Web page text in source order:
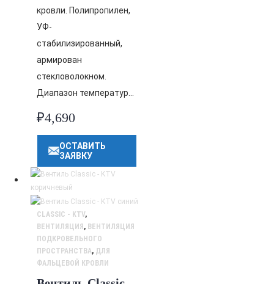
кровли. Полипропилен,
УФ-
стабилизированный,
армирован
стекловолокном.
Диапазон температур…
₽4,690
ОСТАВИТЬ
ЗАЯВКУ
CLASSIC - KTV,
ВЕНТИЛЯЦИЯ , ВЕНТИЛЯЦИЯ
ПОДКРОВЕЛЬНОГО
ПРОСТРАНСТВА, ДЛЯ
ФАЛЬЦЕВОЙ КРОВЛИ